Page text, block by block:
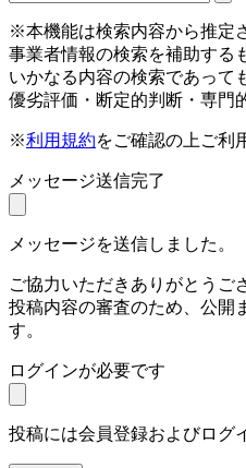
※本機能は検索内容から推定
事業者情報の検索を補助する
いかなる内容の検索であって
優劣評価・断定的判断・専門
※利用規約をご確認の上ご利
メッセージ送信完了
メッセージを送信しました。
ご協力いただきありがとうご
投稿内容の審査のため、公開
す。
ログインが必要です
投稿には会員登録およびログ